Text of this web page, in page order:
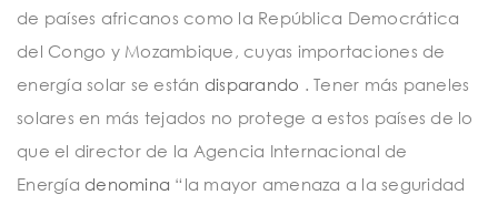
de países africanos como la República Democrática
del Congo y Mozambique, cuyas importaciones de
energía solar se están disparando . Tener más paneles
solares en más tejados no protege a estos países de lo
que el director de la Agencia Internacional de
Energía denomina “la mayor amenaza a la seguridad